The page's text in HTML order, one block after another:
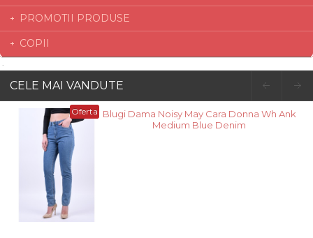
PROMOTII PRODUSE
COPII
CELE MAI VANDUTE
Oferta Blugi Dama Noisy May Cara Donna Wh Ank
Medium Blue Denim